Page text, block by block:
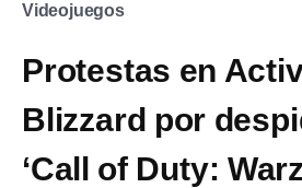
Videojuegos
Protestas en
Blizzard por
‘Call of Duty: